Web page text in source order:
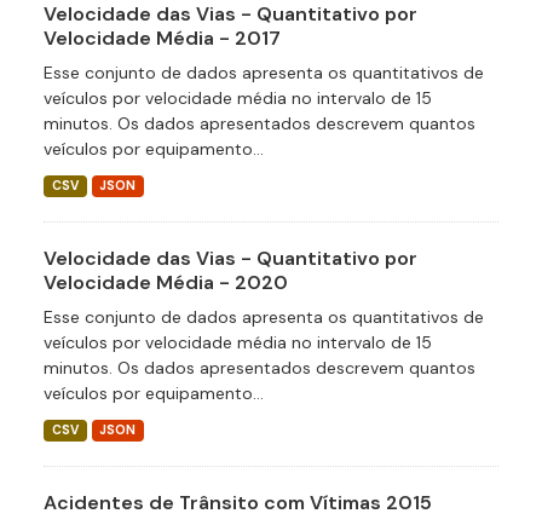
Velocidade das Vias - Quantitativo por
Velocidade Média - 2017
Esse conjunto de dados apresenta os quantitativos de
veículos por velocidade média no intervalo de 15
minutos. Os dados apresentados descrevem quantos
veículos por equipamento...
CSV JSON
Velocidade das Vias - Quantitativo por
Velocidade Média - 2020
Esse conjunto de dados apresenta os quantitativos de
veículos por velocidade média no intervalo de 15
minutos. Os dados apresentados descrevem quantos
veículos por equipamento...
CSV JSON
Acidentes de Trânsito com Vítimas 2015